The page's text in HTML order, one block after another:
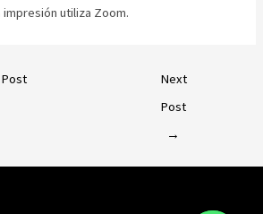
utiliza Zoom.
Next
Post
→